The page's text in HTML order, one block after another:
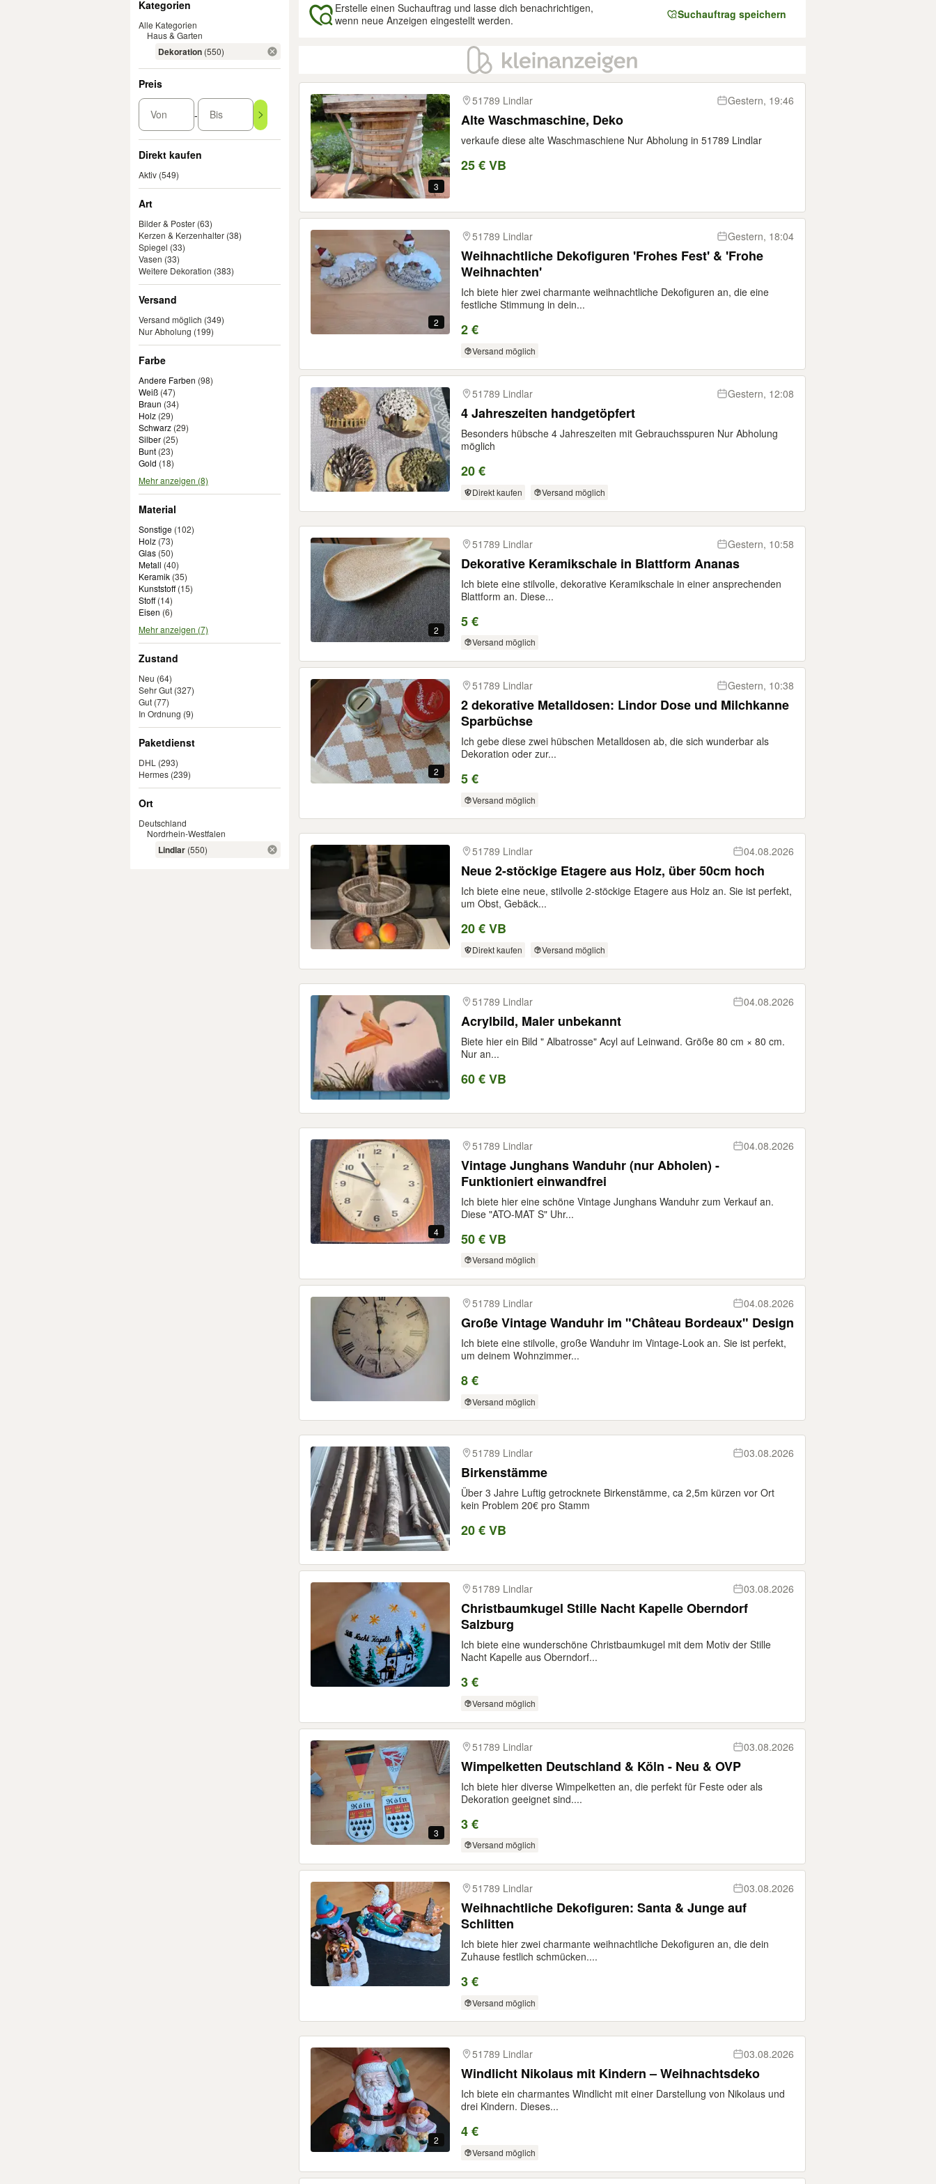
Kategorien
Alle Kategorien
Haus & Garten
Dekoration (550)
Preis
Von - Bis
Direkt kaufen
Aktiv (549)
Art
Bilder & Poster (63)
Kerzen & Kerzenhalter (38)
Spiegel (33)
Vasen (33)
Weitere Dekoration (383)
Versand
Versand möglich (349)
Nur Abholung (199)
Farbe
Andere Farben (98)
Weiß (47)
Braun (34)
Holz (29)
Schwarz (29)
Silber (25)
Bunt (23)
Gold (18)
Mehr anzeigen (8)
Material
Sonstige (102)
Holz (73)
Glas (50)
Metall (40)
Keramik (35)
Kunststoff (15)
Stoff (14)
Eisen (6)
Mehr anzeigen (7)
Zustand
Neu (64)
Sehr Gut (327)
Gut (77)
In Ordnung (9)
Paketdienst
DHL (293)
Hermes (239)
Ort
Deutschland
Nordrhein-Westfalen
Lindlar (550)
Erstelle einen Suchauftrag und lasse dich benachrichtigen,
wenn neue Anzeigen eingestellt werden.
Suchauftrag speichern
Ergebnisse
3
51789 Lindlar Gestern, 19:46
Alte Waschmaschine, Deko
verkaufe diese alte Waschmaschiene Nur Abholung in 51789 Lindlar
25 € VB
2
51789 Lindlar Gestern, 18:04
Weihnachtliche Dekofiguren 'Frohes Fest' & 'Frohe
Weihnachten'
Ich biete hier zwei charmante weihnachtliche Dekofiguren an, die eine
festliche Stimmung in dein...
2 €
Versand möglich
51789 Lindlar Gestern, 12:08
4 Jahreszeiten handgetöpfert
Besonders hübsche 4 Jahreszeiten mit Gebrauchsspuren Nur Abholung
möglich
20 €
Direkt kaufen Versand möglich
2
51789 Lindlar Gestern, 10:58
Dekorative Keramikschale in Blattform Ananas
Ich biete eine stilvolle, dekorative Keramikschale in einer ansprechenden
Blattform an. Diese...
5 €
Versand möglich
2
51789 Lindlar Gestern, 10:38
2 dekorative Metalldosen: Lindor Dose und Milchkanne
Sparbüchse
Ich gebe diese zwei hübschen Metalldosen ab, die sich wunderbar als
Dekoration oder zur...
5 €
Versand möglich
51789 Lindlar 04.08.2026
Neue 2-stöckige Etagere aus Holz, über 50cm hoch
Ich biete eine neue, stilvolle 2-stöckige Etagere aus Holz an. Sie ist perfekt,
um Obst, Gebäck...
20 € VB
Direkt kaufen Versand möglich
51789 Lindlar 04.08.2026
Acrylbild, Maler unbekannt
Biete hier ein Bild " Albatrosse" Acyl auf Leinwand. Größe 80 cm × 80 cm.
Nur an...
60 € VB
4
51789 Lindlar 04.08.2026
Vintage Junghans Wanduhr (nur Abholen) -
Funktioniert einwandfrei
Ich biete hier eine schöne Vintage Junghans Wanduhr zum Verkauf an.
Diese "ATO-MAT S" Uhr...
50 € VB
Versand möglich
51789 Lindlar 04.08.2026
Große Vintage Wanduhr im "Château Bordeaux" Design
Ich biete eine stilvolle, große Wanduhr im Vintage-Look an. Sie ist perfekt,
um deinem Wohnzimmer...
8 €
Versand möglich
51789 Lindlar 03.08.2026
Birkenstämme
Über 3 Jahre Luftig getrocknete Birkenstämme, ca 2,5m kürzen vor Ort
kein Problem 20€ pro Stamm
20 € VB
51789 Lindlar 03.08.2026
Christbaumkugel Stille Nacht Kapelle Oberndorf
Salzburg
Ich biete eine wunderschöne Christbaumkugel mit dem Motiv der Stille
Nacht Kapelle aus Oberndorf...
3 €
Versand möglich
3
51789 Lindlar 03.08.2026
Wimpelketten Deutschland & Köln - Neu & OVP
Ich biete hier diverse Wimpelketten an, die perfekt für Feste oder als
Dekoration geeignet sind....
3 €
Versand möglich
51789 Lindlar 03.08.2026
Weihnachtliche Dekofiguren: Santa & Junge auf
Schlitten
Ich biete hier zwei charmante weihnachtliche Dekofiguren an, die dein
Zuhause festlich schmücken....
3 €
Versand möglich
2
51789 Lindlar 03.08.2026
Windlicht Nikolaus mit Kindern – Weihnachtsdeko
Ich biete ein charmantes Windlicht mit einer Darstellung von Nikolaus und
drei Kindern. Dieses...
4 €
Versand möglich